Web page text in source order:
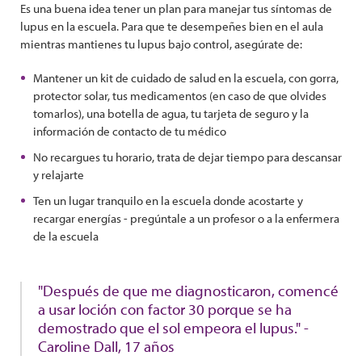
Es una buena idea tener un plan para manejar tus síntomas de
lupus en la escuela. Para que te desempeñes bien en el aula
mientras mantienes tu lupus bajo control, asegúrate de:
Mantener un kit de cuidado de salud en la escuela, con gorra,
protector solar, tus medicamentos (en caso de que olvides
tomarlos), una botella de agua, tu tarjeta de seguro y la
información de contacto de tu médico
No recargues tu horario, trata de dejar tiempo para descansar
y relajarte
Ten un lugar tranquilo en la escuela donde acostarte y
recargar energías - pregúntale a un profesor o a la enfermera
de la escuela
"Después de que me diagnosticaron, comencé
a usar loción con factor 30 porque se ha
demostrado que el sol empeora el lupus." -
Caroline Dall, 17 años